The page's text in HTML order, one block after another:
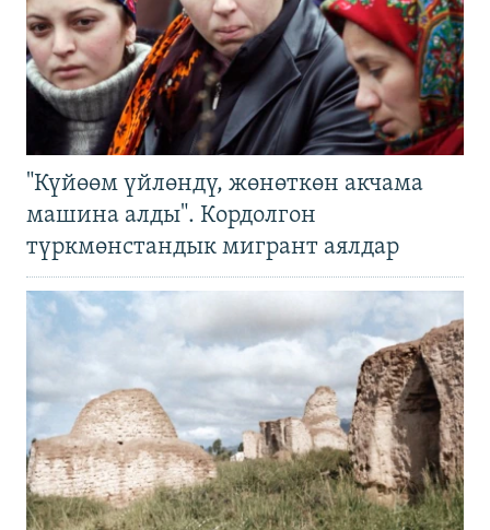
"Күйөөм үйлөндү, жөнөткөн акчама
машина алды". Кордолгон
түркмөнстандык мигрант аялдар